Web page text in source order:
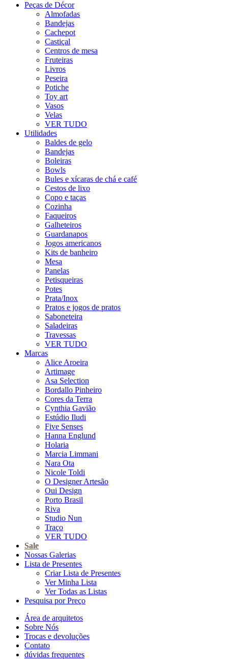
Peças de Décor
Almofadas
Bandejas
Cachepot
Castiçal
Centros de mesa
Fruteiras
Livros
Peseira
Potiche
Toy art
Vasos
Velas
VER TUDO
Utilidades
Baldes de gelo
Bandejas
Boleiras
Bowls
Bules e xícaras de chá e café
Cestos de lixo
Copo e taças
Cozinha
Faqueiros
Galheteiros
Guardanapos
Jogos americanos
Kits de banheiro
Mesa
Panelas
Petisqueiras
Potes
Prata/Inox
Pratos e jogos de pratos
Saboneteira
Saladeiras
Travessas
VER TUDO
Marcas
Alice Aroeira
Artimage
Asa Selection
Bordallo Pinheiro
Cores da Terra
Cynthia Gavião
Estúdio Iludi
Five Senses
Hanna Englund
Holaria
Marcia Limmani
Nara Ota
Nicole Toldi
O Designer Artesão
Oui Design
Porto Brasil
Riva
Studio Nun
Traço
VER TUDO
Sale
Nossas Galerias
Lista de Presentes
Criar Lista de Presentes
Ver Minha Lista
Ver Todas as Listas
Pesquisa por Preço
Área de arquitetos
Sobre Nós
Trocas e devoluções
Contato
dúvidas frequentes